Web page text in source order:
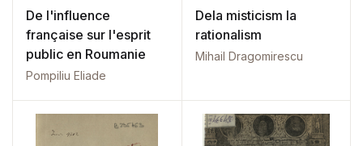
De l'influence
française sur l'esprit
public en Roumanie
Pompiliu Eliade
Dela misticism la
rationalism
Mihail Dragomirescu